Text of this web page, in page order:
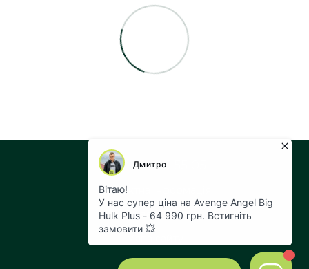
+38 073 043 55 05
Контактна інформація
Повна версія сайту